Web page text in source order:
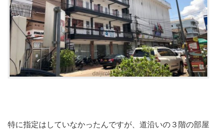
特に指定はしていなかったんですが、道沿いの３階の部屋